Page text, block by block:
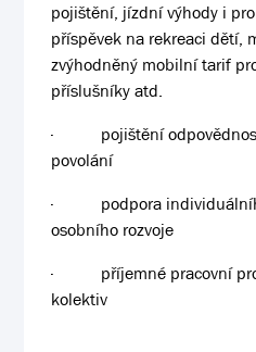
pojištění, jízdní výhody i
příspěvek na rekreaci dětí,
zvýhodněný mobilní tarif
příslušníky atd.
·
pojištění
povolání
·
podpora
osobního rozvoje
·
příjemné pracovní
kolektiv